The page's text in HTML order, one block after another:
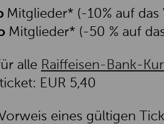
Mitglieder* (-10% auf das
Mitglieder* (-50 % auf
alle Raiffeisen-Bank-
EUR 5,40
eines gültigen